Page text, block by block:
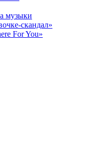
музыки
скандал»
For You»